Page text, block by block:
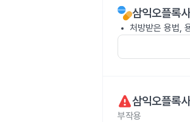
삼익오플록
처방받은 용법,
삼익오플록
부작용